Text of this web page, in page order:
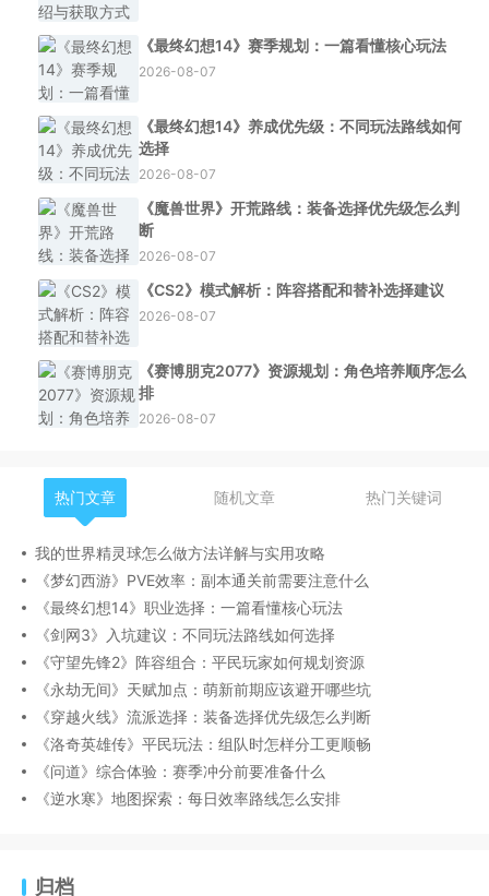
《最终幻想14》赛季规划：一篇看懂核心玩法
2026-08-07
《最终幻想14》养成优先级：不同玩法路线如何
选择
2026-08-07
《魔兽世界》开荒路线：装备选择优先级怎么判
断
2026-08-07
《CS2》模式解析：阵容搭配和替补选择建议
2026-08-07
《赛博朋克2077》资源规划：角色培养顺序怎么
排
2026-08-07
热门文章 随机文章 热门关键词
我的世界精灵球怎么做方法详解与实用攻略
《梦幻西游》PVE效率：副本通关前需要注意什么
《最终幻想14》职业选择：一篇看懂核心玩法
《剑网3》入坑建议：不同玩法路线如何选择
《守望先锋2》阵容组合：平民玩家如何规划资源
《永劫无间》天赋加点：萌新前期应该避开哪些坑
《穿越火线》流派选择：装备选择优先级怎么判断
《洛奇英雄传》平民玩法：组队时怎样分工更顺畅
《问道》综合体验：赛季冲分前要准备什么
《逆水寒》地图探索：每日效率路线怎么安排
归档